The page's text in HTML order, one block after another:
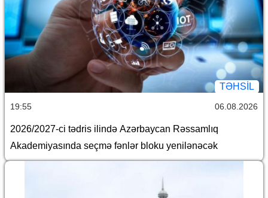
TƏHSIL
19:55 06.08.2026
2026/2027-ci tədris ilində Azərbaycan Rəssamlıq
Akademiyasında seçmə fənlər bloku yenilənəcək